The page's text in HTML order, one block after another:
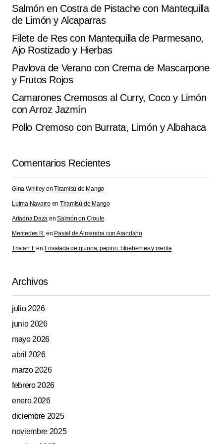
Aldonza Rojo
agosto 23, 2025 at 7:48 am
Responder
publicada. Los campos obligatorios están
marcados con*
Your Name*
Your E-mail*
Submit Comment
Alternative:
Salmón en Costra de Pistache con Mantequilla
de Limón y Alcaparras
Filete de Res con Mantequilla de Parmesano,
Ajo Rostizado y Hierbas
Pavlova de Verano con Crema de Mascarpone
y Frutos Rojos
Camarones Cremosos al Curry, Coco y Limón
con Arroz Jazmín
Pollo Cremoso con Burrata, Limón y Albahaca
Comentarios Recientes
Gina Whitley enTiramisú de Mango
Luima Navarroen Tiramisú de Mango
Ariadna Daza enSalmón on Croute
Mercedes R. en Pastel de Almendra con Arandano
Tristan T. en Ensalada de quinoa, pepino, blueberries y menta
Archivos
julio 2026
junio 2026
mayo 2026
abril 2026
marzo 2026
febrero 2026
enero 2026
diciembre 2025
noviembre 2025